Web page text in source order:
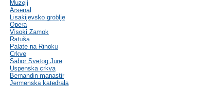
Muzeji
Arsenal
Lisakijevsko groblje
Opera
Visoki Zamok
Ratuša
Palate na Rinoku
Crkve
Sabor Svetog Jure
Uspenska crkva
Bernandin manastir
Jermenska katedrala